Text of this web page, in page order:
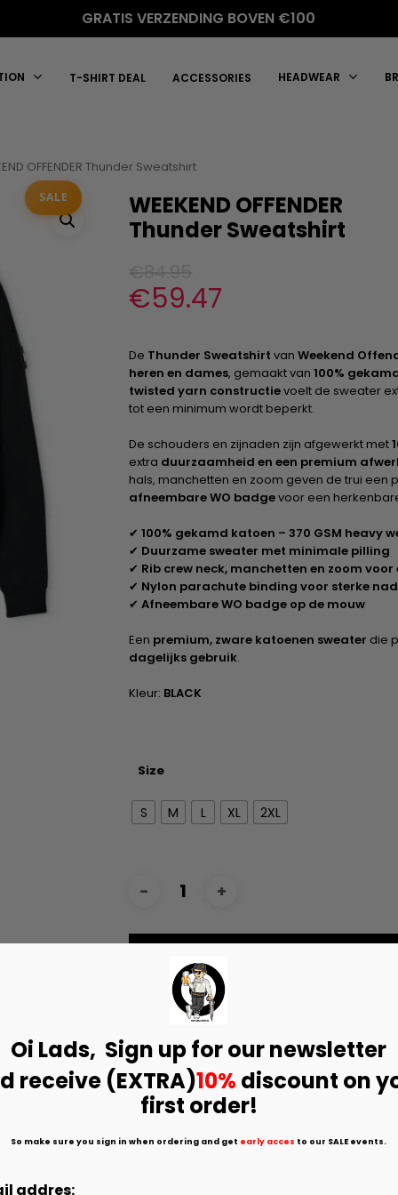
GRATIS VERZENDING BOVEN €100
T-SHIRT DEAL ACCESSORIES HEADWEAR
OFFENDER Thunder Sweatshirt
SALE
WEEKEND OFFENDER
Thunder Sweatshirt
€ 84.95
€59.47
De Thunder Sweatshirt van Weekend
heren en dames, gemaakt van100%
twisted yarn constructievoelt de sweater
tot een minimum wordt beperkt.
De schouders en zijnaden zijn afgewerkt met
extra duurzaamheid en een premium
hals, manchetten en zoom geven de trui
afneembare WO badgevoor een
✔100% gekamd katoen – 370 GSM heavy
✔ Duurzame sweater met minimale pilling
✔ Rib crew neck, manchetten en zoom
✔ Nylon parachute binding voor sterke
✔Afneembare WO badge op de mouw
Een premium, zware katoenen sweater die
dagelijks gebruik.
Kleur: BLACK
Size
S M L XL 2XL
Categorieën:
sweater
weekend
Merk:
Weekend Offender
Oi Lads, Sign up for ournewsletter
receive (EXTRA)10% discount on
first order!
So make sure you sign in when ordering and get early acces to our SALE events.
addres: